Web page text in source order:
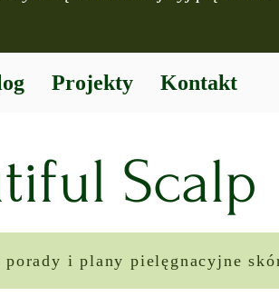
Projekty Kontakt
Scalp
i plany pielęgnacyjne